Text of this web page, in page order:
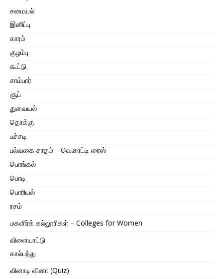
சமையல்
இனிப்பு
காரம்
குழம்பு
கூட்டு
சாம்பார்
சூப்
துவையல்
தொக்கு
பச்சடி
பல்வகை சாதம் – வெரைட்டி ரைஸ்
பொங்கல்
பொடி
பொரியல்
ரசம்
மகளிர்க் கல்லூரிகள் – Colleges for Women
விளையாட்டு
கால்பந்து
வினாடி வினா (Quiz)